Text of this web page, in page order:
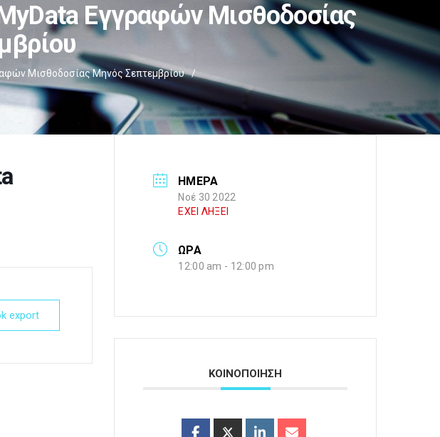
Εγγραφών Μισθοδοσίας
Μισθοδοσίας Μηνός Σεπτεμβρίου /
export
ΗΜΕΡΑ
Νοέ 30 2022
ΕΧΕΙ ΛΗΞΕΙ
ΩΡΑ
12:00 am - 12:00 pm
ΚΟΙΝΟΠΟΙΗΣΗ